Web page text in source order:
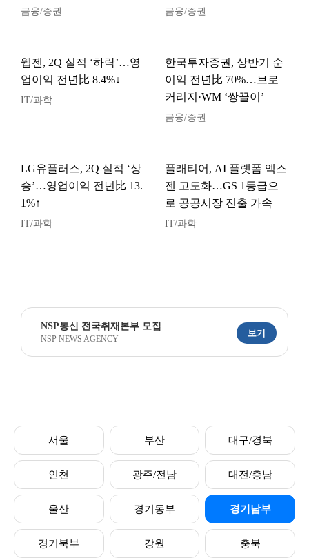
금융/증권 금융/증권
웹젠, 2Q 실적 ‘하락’…영
업이익 전년比 8.4%↓
IT/과학
한국투자증권, 상반기 순
이익 전년比 70%…브로
커리지·WM ‘쌍끌이’
금융/증권
LG유플러스, 2Q 실적 ‘상
승’…영업이익 전년比 13.
1%↑
IT/과학
플래티어, AI 플랫폼 엑스
젠 고도화…GS 1등급으
로 공공시장 진출 가속
IT/과학
NSP통신 전국취재본부 모집
NSP NEWS AGENCY
보기
서울 부산 대구/경북
인천 광주/전남 대전/충남
울산 경기동부 경기남부
경기북부 강원 충북